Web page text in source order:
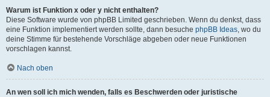
Warum ist Funktion x oder y nicht enthalten?
Diese Software wurde von phpBB Limited geschrieben. Wenn du denkst, dass
eine Funktion implementiert werden sollte, dann besuche phpBB Ideas, wo du
deine Stimme für bestehende Vorschläge abgeben oder neue Funktionen
vorschlagen kannst.
Nach oben
An wen soll ich mich wenden, falls es Beschwerden oder juristische